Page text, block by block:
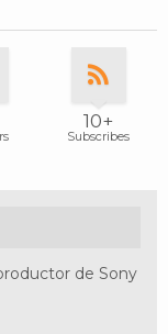
10+
Subscribes
de Sony